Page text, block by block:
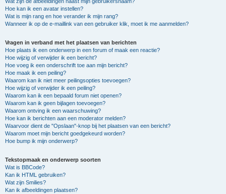
Hoe kan ik een avatar instellen?
Wat is mijn rang en hoe verander ik mijn rang?
Wanneer ik op de e-maillink van een gebruiker klik, moet ik me aanmelden?
Vragen in verband met het plaatsen van berichten
Hoe plaats ik een onderwerp in een forum of maak een reactie?
Hoe wijzig of verwijder ik een bericht?
Hoe voeg ik een onderschrift toe aan mijn bericht?
Hoe maak ik een peiling?
Waarom kan ik niet meer peilingsopties toevoegen?
Hoe wijzig of verwijder ik een peiling?
Waarom kan ik een bepaald forum niet openen?
Waarom kan ik geen bijlagen toevoegen?
Waarom ontving ik een waarschuwing?
Hoe kan ik berichten aan een moderator melden?
Waarvoor dient de "Opslaan"-knop bij het plaatsen van een bericht?
Waarom moet mijn bericht goedgekeurd worden?
Hoe bump ik mijn onderwerp?
Tekstopmaak en onderwerp soorten
Wat is BBCode?
Kan ik HTML gebruiken?
Wat zijn Smilies?
Kan ik afbeeldingen plaatsen?